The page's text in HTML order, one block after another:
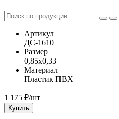
Артикул
ДС-1610
Размер
0,85х0,33
Материал
Пластик ПВХ
1 175 ₽/шт
Купить